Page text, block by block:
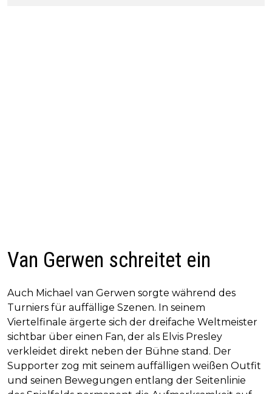
Van Gerwen schreitet ein
Auch Michael van Gerwen sorgte während des
Turniers für auffällige Szenen. In seinem
Viertelfinale ärgerte sich der dreifache Weltmeister
sichtbar über einen Fan, der als Elvis Presley
verkleidet direkt neben der Bühne stand. Der
Supporter zog mit seinem auffälligen weißen Outfit
und seinen Bewegungen entlang der Seitenlinie